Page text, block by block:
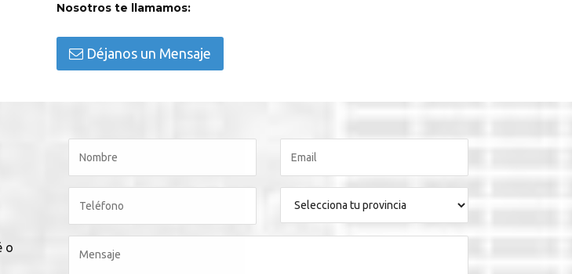
Nosotros te llamamos:
Déjanos un Mensaje
o